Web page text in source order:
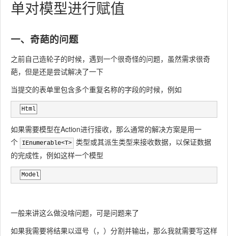
单对模型进行赋值
一、奇葩的问题
之前自己造轮子的时候，遇到一个很奇怪的问题，虽然需求很奇
葩，但是还是尝试解决了一下
当提交的表单里包含多个重复名称的字段的时候，例如
Html
如果需要模型在Action进行接收，那么通常的解决方案是用一
个
IEnumerable<T>
类型或其派生类型来接收数据，以保证数据
的完成性，例如这样一个模型
Model
一般来讲这么做没啥问题，可是问题来了
如果我需要将结果以逗号（，）分割并输出，那么我就需要写这样